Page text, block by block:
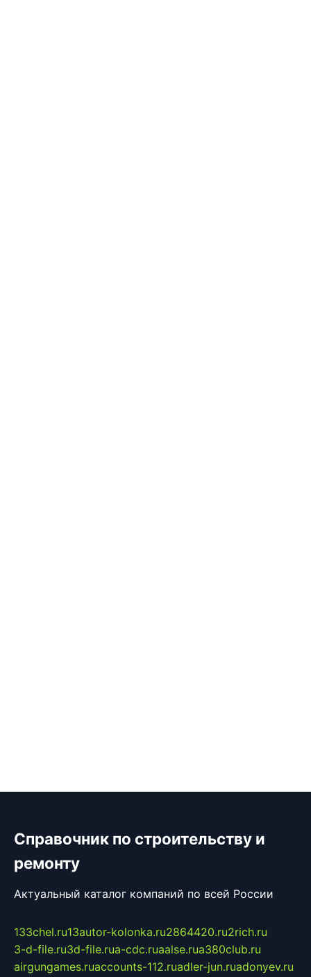
Справочник по строительству и
ремонту
Актуальный каталог компаний по всей России
133chel.ru13autor-kolonka.ru2864420.ru2rich.ru
3-d-file.ru3d-file.rua-cdc.ruaalse.rua380club.ru
airgungames.ruaccounts-112.ruadler-jun.ruadonyev.ru